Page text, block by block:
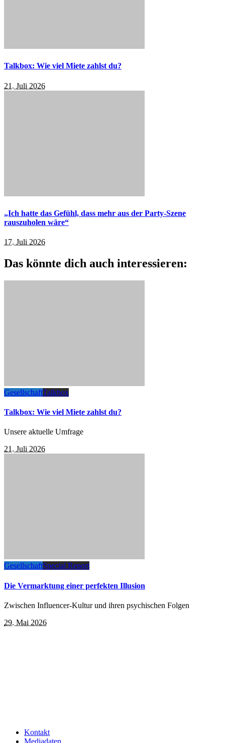
Talkbox: Wie viel Miete zahlst du?
21. Juli 2026
„Ich hatte das Gefühl, dass mehr aus der Party-Szene
rauszuholen wäre“
17. Juli 2026
Das könnte dich auch interessieren:
GesellschaftTalkbox
Talkbox: Wie viel Miete zahlst du?
Unsere aktuelle Umfrage
21. Juli 2026
GesellschaftSpecial Report
Die Vermarktung einer perfekten Illusion
Zwischen Influencer-Kultur und ihren psychischen Folgen
29. Mai 2026
Kontakt
Mediadaten